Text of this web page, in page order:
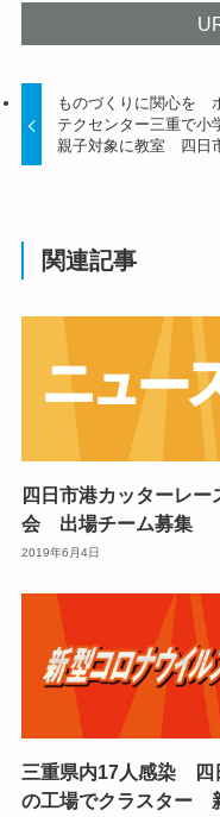
ものづくりに関心を
テクセンター三重で小
親子対象に教室 四日
関連記事
四日市港カッターレー
会 出場チーム募集
2019年6月4日
三重県内17人感染 四
の工場でクラスター